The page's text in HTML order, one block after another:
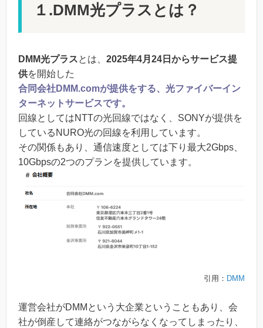
１.DMM光プラスとは？
DMM光プラスとは、 2025年4月24日からサービス提
供を開始した
合同会社DMM.comが提供をする、光ファイバーイン
ターネットサービスです。
回線としてはNTTの光回線ではなく、SONYが提供を
しているNURO光の回線を利用しています。
その関係もあり、通信速度としては下り最大2Gbps、
10Gbpsの2つのプランを提供しています。
引用： DMM
運営会社がDMMという大企業ということもあり、会
社が倒産して連絡がつながらなくなってしまったり、